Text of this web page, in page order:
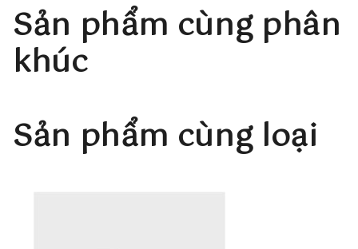
Sản phẩm cùng phân
khúc
Sản phẩm cùng loại